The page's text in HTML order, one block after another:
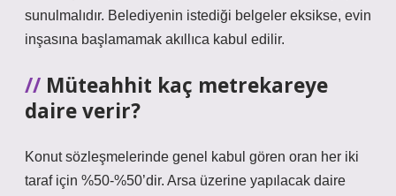
sunulmalıdır. Belediyenin istediği belgeler eksikse, evin
inşasına başlamamak akıllıca kabul edilir.
Müteahhit kaç metrekareye
daire verir?
Konut sözleşmelerinde genel kabul gören oran her iki
taraf için %50-%50’dir. Arsa üzerine yapılacak daire